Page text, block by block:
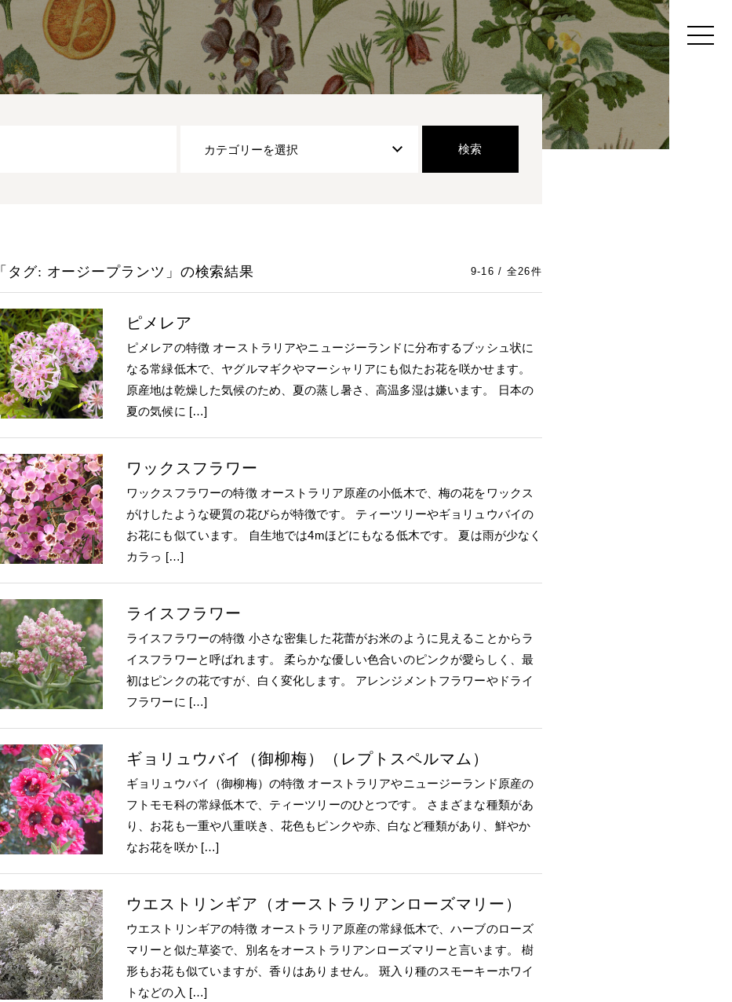
「タグ: オージープランツ」 の検索結果 9-16 / 全26件
ピメレア
ピメレアの特徴 オーストラリアやニュージーランドに分布するブッシュ状に
なる常緑低木で、ヤグルマギクやマーシャリアにも似たお花を咲かせます。
原産地は乾燥した気候のため、夏の蒸し暑さ、高温多湿は嫌います。 日本の
夏の気候に […]
ワックスフラワー
ワックスフラワーの特徴 オーストラリア原産の小低木で、梅の花をワックス
がけしたような硬質の花びらが特徴です。 ティーツリーやギョリュウバイの
お花にも似ています。 自生地では4mほどにもなる低木です。 夏は雨が少なく
カラっ […]
ライスフラワー
ライスフラワーの特徴 小さな密集した花蕾がお米のように見えることからラ
イスフラワーと呼ばれます。 柔らかな優しい色合いのピンクが愛らしく、最
初はピンクの花ですが、白く変化します。 アレンジメントフラワーやドライ
フラワーに […]
ギョリュウバイ（御柳梅）（レプトスペルマム）
ギョリュウバイ（御柳梅）の特徴 オーストラリアやニュージーランド原産の
フトモモ科の常緑低木で、ティーツリーのひとつです。 さまざまな種類があ
り、お花も一重や八重咲き、花色もピンクや赤、白など種類があり、鮮やか
なお花を咲か […]
ウエストリンギア（オーストラリアンローズマリー）
ウエストリンギアの特徴 オーストラリア原産の常緑低木で、ハーブのローズ
マリーと似た草姿で、別名をオーストラリアンローズマリーと言います。 樹
形もお花も似ていますが、香りはありません。 斑入り種のスモーキーホワイ
トなどの入 […]